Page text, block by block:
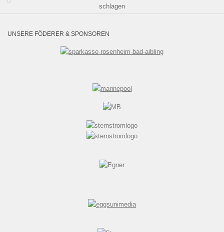
schlagen
UNSERE FÖDERER & SPONSOREN